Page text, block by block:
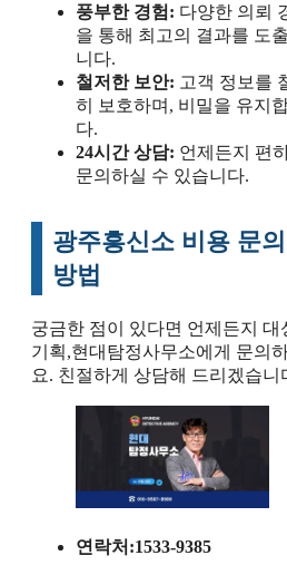
풍부한 경험: 다양한 의뢰
을 통해 최고의 결과를 도
니다.
철저한 보안: 고객 정보를
히 보호하며, 비밀을 유지
다.
24시간 상담: 언제든지 편
문의하실 수 있습니다.
광주흥신소 비용 문의
방법
궁금한 점이 있다면 언제든지 대
기획,현대탐정사무소에게 문의
요. 친절하게 상담해 드리겠습니
연락처:1533-9385